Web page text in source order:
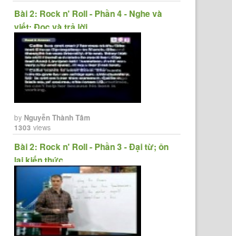
Bài 2: Rock n' Roll - Phần 4 - Nghe và
viết; Đọc và trả lời......
byNguyễn Thành Tâm
1303 views
Bài 2: Rock n' Roll - Phần 3 - Đại từ; ôn
lại kiến thức